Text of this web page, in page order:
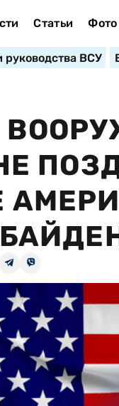
Статьи Фото
руководства ВСУ